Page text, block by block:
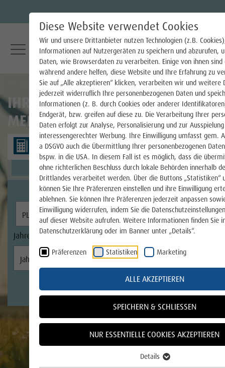
Stromtarife für Haushaltskunden
Stromtarife für Gewerbekunden
Dynamische Stromtarife
Strom für Ihre Wärmepumpe
Smart Meter & Messstellenbetrieb
Steuerbare Verbrauchseinrichtungen §14a
Wie ziehen Sie richtig um?
Trinkwasser
E-Mobilität
Photovoltaik
IHR STOMANBIETER FÜR
MEPPEN
Diese Website verwendet Cookies
Wir und unsere Drittanbieter nutzen Technologien (z.B.
Informationen auf Nutzergeräten zu speichern und abzurufen,
Daten, wie Browserdaten zu verarbeiten. Einige von ihnen sind
während andere helfen, diese Website und Ihre Erfahrung zu
Sie auf „Alle akzeptieren“ klicken, verarbeiten wir und weitere
jederzeit widerruflich Ihre personenbezogenen Daten und
Informationen (z. B. durch Cookies oder anderer
Endgerät, bzw. greifen auf diese zu. Die Verarbeitung Ihrer
Daten erfolgt zur Analyse, Personalisierung und zur
interessengerechter Werbung. Ihre Einwilligung umfasst gem.
a DSGVO auch die Übermittlung Ihrer personenbezogenen
bspw. in die USA. In diesem Fall ist es möglich, dass die
ohne richterlichen Beschluss durch lokale Behörden innerhalb
Drittlandes verarbeitet werden. Über die Buttons „Statistiken“
können Sie Ihre Präferenzen einstellen und ihre Einwilligung
ablehnen. Sie können Ihre Präferenzen jederzeit anpassen
Einwilligung widerrufen, indem Sie die
auf dieser Website aufrufen. Weitere Informationen finden Sie
Datenschutzerklärung oder im Banner unter „Details“.
Präferenzen Statistiken Marketing
ALLE AKZEPTIEREN
SPEICHERN & SCHLIESSEN
NUR ESSENTIELLE COOKIES AKZEPTIEREN
Details